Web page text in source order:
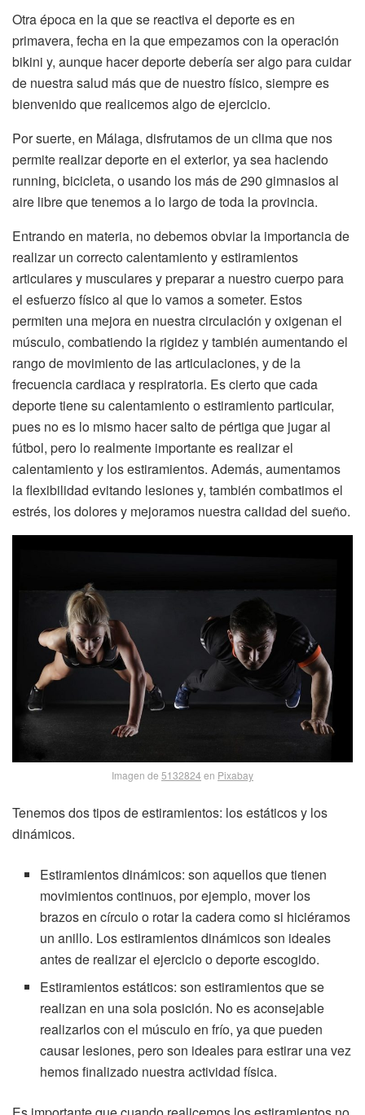
Otra época en la que se reactiva el deporte es en
primavera, fecha en la que empezamos con la operación
bikini y, aunque hacer deporte debería ser algo para cuidar
de nuestra salud más que de nuestro físico, siempre es
bienvenido que realicemos algo de ejercicio.
Por suerte, en Málaga, disfrutamos de un clima que nos
permite realizar deporte en el exterior, ya sea haciendo
running, bicicleta, o usando los más de 290 gimnasios al
aire libre que tenemos a lo largo de toda la provincia.
Entrando en materia, no debemos obviar la importancia de
realizar un correcto calentamiento y estiramientos
articulares y musculares y preparar a nuestro cuerpo para
el esfuerzo físico al que lo vamos a someter. Estos
permiten una mejora en nuestra circulación y oxigenan el
músculo, combatiendo la rigidez y también aumentando el
rango de movimiento de las articulaciones, y de la
frecuencia cardiaca y respiratoria. Es cierto que cada
deporte tiene su calentamiento o estiramiento particular,
pues no es lo mismo hacer salto de pértiga que jugar al
fútbol, pero lo realmente importante es realizar el
calentamiento y los estiramientos. Además, aumentamos
la flexibilidad evitando lesiones y, también combatimos el
estrés, los dolores y mejoramos nuestra calidad del sueño.
Imagen de 5132824 en Pixabay
Tenemos dos tipos de estiramientos: los estáticos y los
dinámicos.
Estiramientos dinámicos: son aquellos que tienen
movimientos continuos, por ejemplo, mover los
brazos en círculo o rotar la cadera como si hiciéramos
un anillo. Los estiramientos dinámicos son ideales
antes de realizar el ejercicio o deporte escogido.
Estiramientos estáticos: son estiramientos que se
realizan en una sola posición. No es aconsejable
realizarlos con el músculo en frío, ya que pueden
causar lesiones, pero son ideales para estirar una vez
hemos finalizado nuestra actividad física.